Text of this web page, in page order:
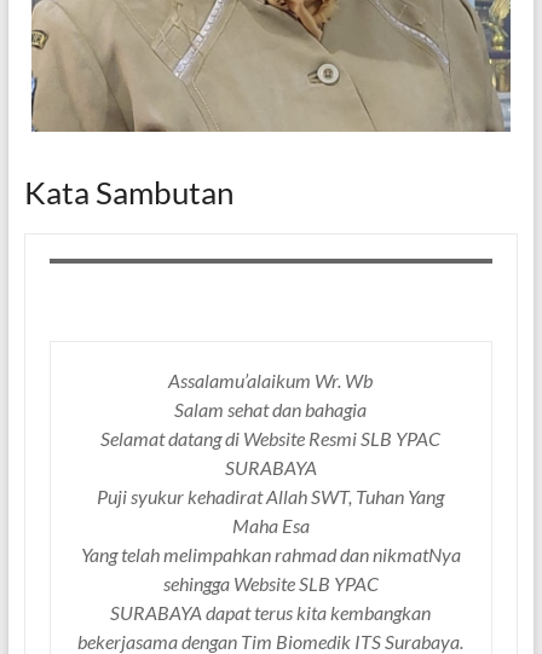
Kata Sambutan
Assalamu’alaikum Wr. Wb
Salam sehat dan bahagia
Selamat datang di Website Resmi SLB YPAC
SURABAYA
Puji syukur kehadirat Allah SWT, Tuhan Yang
Maha Esa
Yang telah melimpahkan rahmad dan nikmatNya
sehingga Website SLB YPAC
SURABAYA dapat terus kita kembangkan
bekerjasama dengan Tim Biomedik ITS Surabaya.